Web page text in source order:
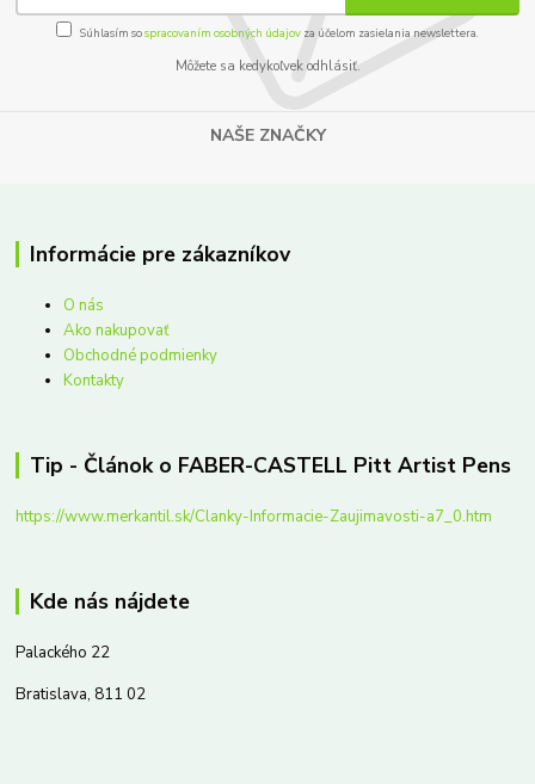
Súhlasím sospracovaním osobných údajov za účelom zasielania newslettera.
Môžete sa kedykoľvek odhlásiť.
NAŠE ZNAČKY
Informácie pre zákazníkov
O nás
Ako nakupovať
Obchodné podmienky
Kontakty
Tip - Článok o FABER-CASTELL Pitt Artist Pens
https://www.merkantil.sk/Clanky-Informacie-Zaujimavosti-a7_0.htm
Kde nás nájdete
Palackého 22
Bratislava, 811 02